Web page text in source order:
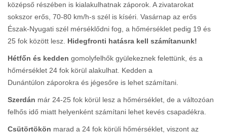
középső részében is kialakulhatnak záporok. A zivatarokat
sokszor erős, 70-80 km/h-s szél is kíséri. Vasárnap az erős
Észak-Nyugati szél mérséklődni fog, a hőmérséklet pedig 19 és
25 fok között lesz. Hidegfronti hatásra kell számítanunk!
Hétfőn és kedden gomolyfelhők gyülekeznek felettünk, és a
hőmérséklet 24 fok körül alakulhat. Kedden a
Dunántúlon záporokra és jégesőre is lehet számítani.
Szerdán már 24-25 fok körül lesz a hőmérséklet, de a változóan
felhős idő miatt helyenként számítani lehet kevés csapadékra.
Csütörtökön marad a 24 fok körüli hőmérséklet, viszont az